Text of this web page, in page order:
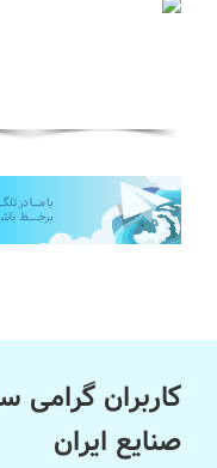
کاربران
صنایع ایران